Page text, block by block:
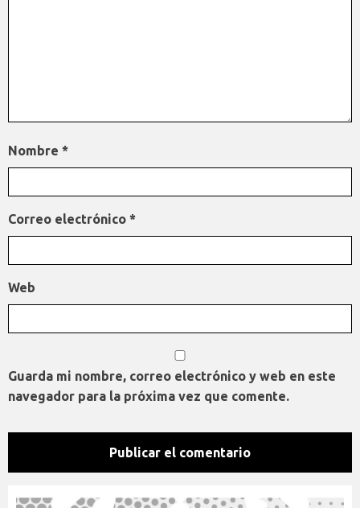
Nombre *
Correo electrónico *
Web
Guarda mi nombre, correo electrónico y web en este
navegador para la próxima vez que comente.